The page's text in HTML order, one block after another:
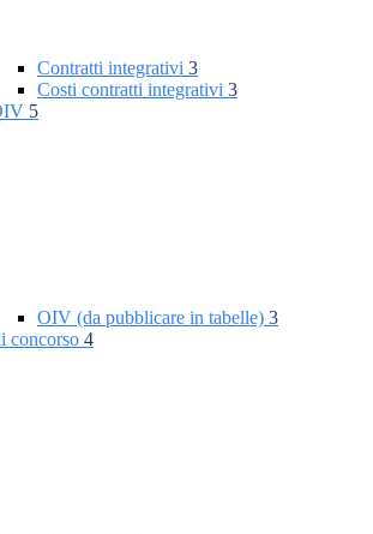
Contratti integrativi 3
Costi contratti integrativi 3
5
OIV (da pubblicare in tabelle) 3
concorso 4